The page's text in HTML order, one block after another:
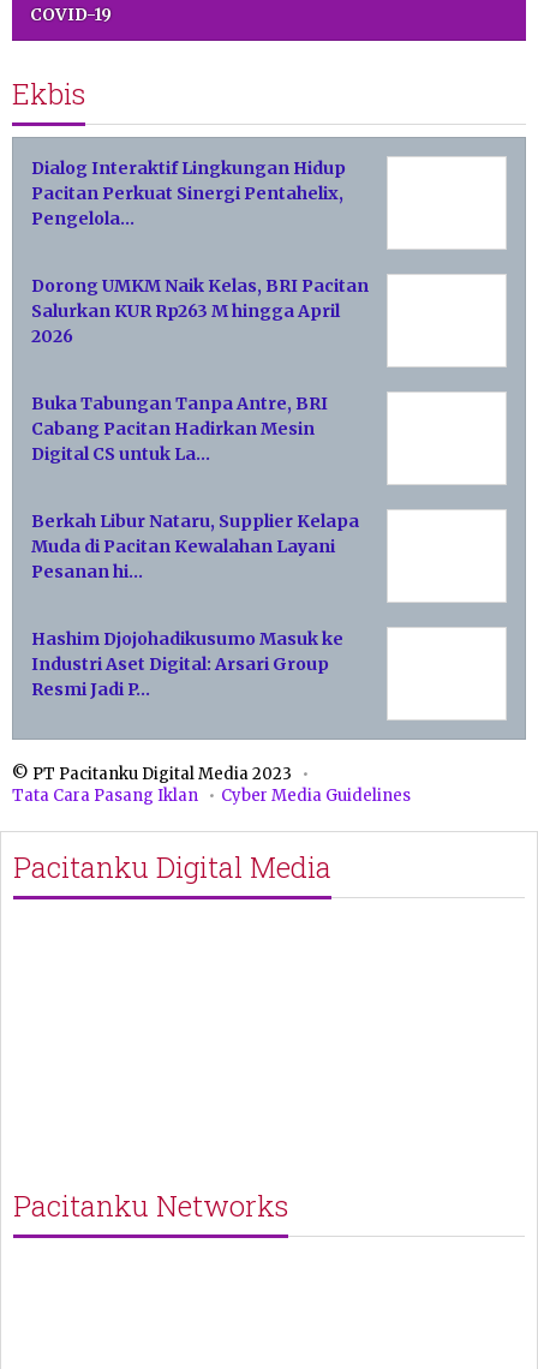
COVID-19
Ekbis
Dialog Interaktif Lingkungan Hidup
Pacitan Perkuat Sinergi Pentahelix,
Pengelola…
Dorong UMKM Naik Kelas, BRI Pacitan
Salurkan KUR Rp263 M hingga April
2026
Buka Tabungan Tanpa Antre, BRI
Cabang Pacitan Hadirkan Mesin
Digital CS untuk La…
Berkah Libur Nataru, Supplier Kelapa
Muda di Pacitan Kewalahan Layani
Pesanan hi…
Hashim Djojohadikusumo Masuk ke
Industri Aset Digital: Arsari Group
Resmi Jadi P…
© PT Pacitanku Digital Media 2023
Tata Cara Pasang Iklan
Cyber Media Guidelines
Pacitanku Digital Media
Pacitanku Networks